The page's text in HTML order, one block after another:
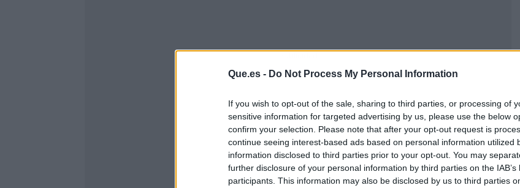
Que.es - Do Not Process My Personal Information
If you wish to opt-out of the sale, sharing to third parties, or processing of
sensitive information for targeted advertising by us, please use the below
confirm your selection. Please note that after your opt-out request is
continue seeing interest-based ads based on personal information utilized
information disclosed to third parties prior to your opt-out. You may
further disclosure of your personal information by third parties on the IAB’s
participants. This information may also be disclosed by us to third parties